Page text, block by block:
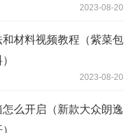
2023-08-20
材料视频教程（紫菜包
2023-08-20
么开启（新款大众朗逸